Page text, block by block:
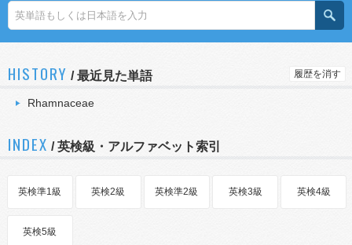
HISTORY /最近見た単語 履歴を消す
Rhamnaceae
INDEX / 英検級・アルファベット索引
英検準1級 英検2級 英検準2級 英検3級 英検4級
英検5級